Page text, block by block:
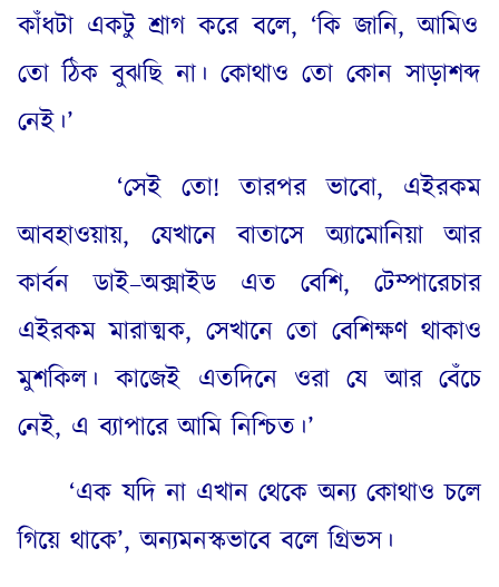
কাঁধটা একটু শ্রাগ করে বলে, ‘কি জানি,আমিও
তো ঠিক বুঝছি না। কোথাও তো কোন সাড়াশব্দ
নেই ।’
‘সেই তো!তারপর ভাবো, এইরকম
আবহাওয়ায়, যেখানে বাতাসে অ্যামোনিয়া আর
কার্বন ডাই–অক্সাইড এত বেশি, টেম্পারেচার
এইরকম মারাত্মক, সেখানে তো বেশিক্ষণ থাকাও
মুশকিল। কাজেই এতদিনে ওরা যে আর বেঁচে
নেই, এ ব্যাপারে আমি নিশ্চিত ।’
‘এক যদি না এখান থেকে অন্য কোথাও চলে
গিয়ে থাকে’,অন্যমনস্কভাবে বলে গ্রিভস ।